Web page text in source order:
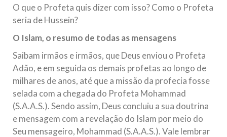
O que o Profeta quis dizer com isso? Como o Profeta
seria de Hussein?
O Islam, o resumo de todas as mensagens
Saibam irmãos e irmãos, que Deus enviou o Profeta
Adão, e em seguida os demais profetas ao longo de
milhares de anos, até que a missão da profecia fosse
selada com a chegada do Profeta Mohammad
(S.A.A.S.). Sendo assim, Deus concluiu a sua doutrina
e mensagem com a revelação do Islam por meio do
Seu mensageiro, Mohammad (S.A.A.S.). Vale lembrar